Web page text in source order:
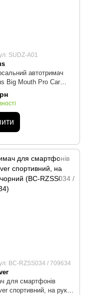
SUDZ-A01
автотримач
Big Mouth Pro Car
to centre
Black (SUDZ-A01)
BC-RZSS034 / 709634
для смартфонів
спортивний, на руку,